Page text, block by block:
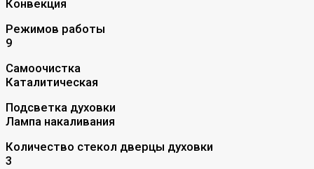
Конвекция
Режимов работы
9
Самоочистка
Каталитическая
Подсветка духовки
Лампа накаливания
Количество стекол дверцы духовки
3